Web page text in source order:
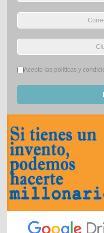
Términos del
Acepto las políticas y